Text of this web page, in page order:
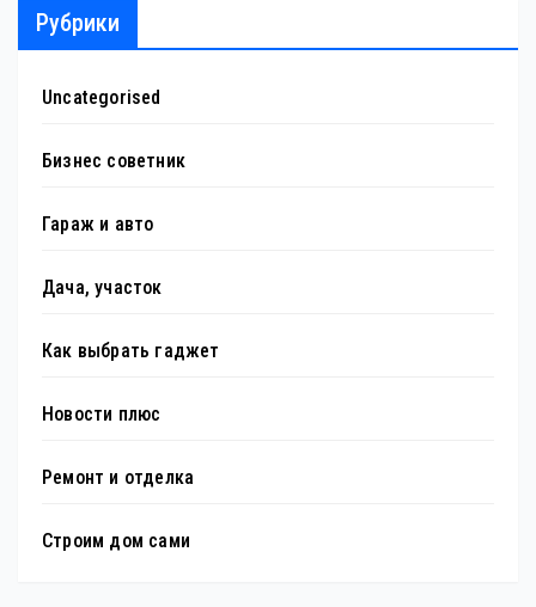
Рубрики
Uncategorised
Бизнес советник
Гараж и авто
Дача, участок
Как выбрать гаджет
Новости плюс
Ремонт и отделка
Строим дом сами